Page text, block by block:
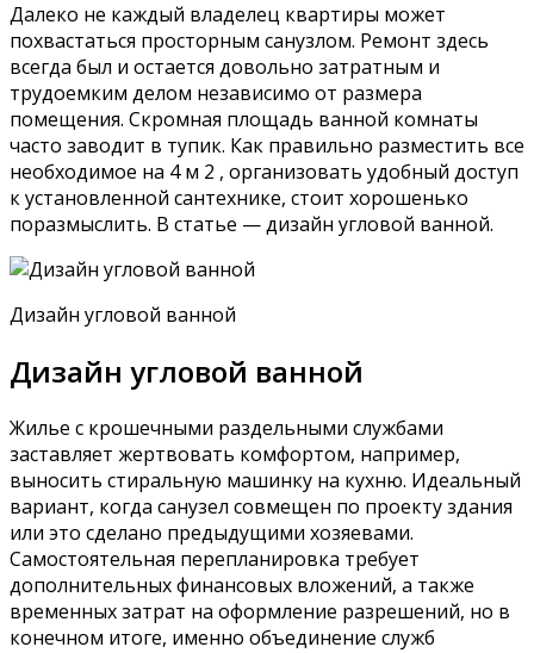
Далеко не каждый владелец квартиры может
похвастаться просторным санузлом. Ремонт здесь
всегда был и остается довольно затратным и
трудоемким делом независимо от размера
помещения. Скромная площадь ванной комнаты
часто заводит в тупик. Как правильно разместить все
необходимое на 4 м 2 , организовать удобный доступ
к установленной сантехнике, стоит хорошенько
поразмыслить. В статье — дизайн угловой ванной.
Дизайн угловой ванной
Дизайн угловой ванной
Жилье с крошечными раздельными службами
заставляет жертвовать комфортом, например,
выносить стиральную машинку на кухню. Идеальный
вариант, когда санузел совмещен по проекту здания
или это сделано предыдущими хозяевами.
Самостоятельная перепланировка требует
дополнительных финансовых вложений, а также
временных затрат на оформление разрешений, но в
конечном итоге, именно объединение служб